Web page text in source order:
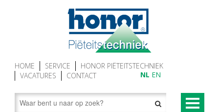
HOME SERVICE
HONOR PIËTEITSTECHNIEK
VACATURES
CONTACT NL EN